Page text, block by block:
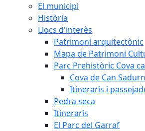
El municipi
Història
Llocs d'interès
Patrimoni arquitectònic
Mapa de Patrimoni
Parc Prehistòric Cova
Cova de Can
Itineraris i
Pedra seca
Itineraris
El Parc del Garraf